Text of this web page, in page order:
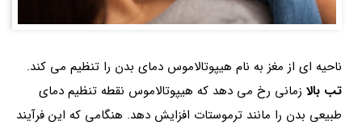
ناحیه ای از مغز به نام هیپوتالاموس دمای بدن را تنظیم می کند.
تب بالا زمانی رخ می دهد که هیپوتالاموس نقطه تنظیم دمای
طبیعی بدن را مانند ترموستات افزایش دهد. هنگامی که این فرآیند